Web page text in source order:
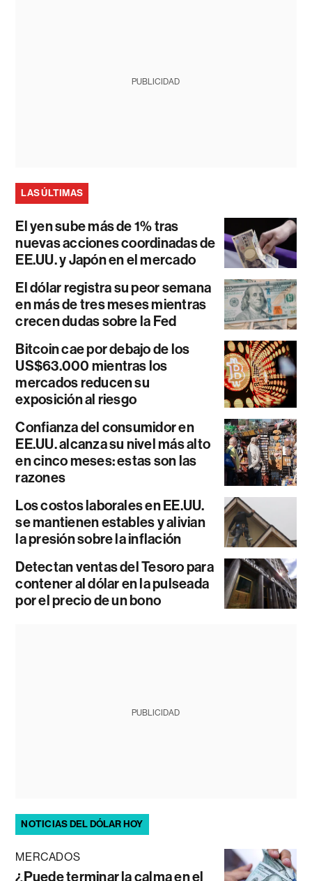
PUBLICIDAD
LAS ÚLTIMAS
El yen sube más de 1% tras
nuevas acciones coordinadas de
EE.UU. y Japón en el mercado
El dólar registra su peor semana
en más de tres meses mientras
crecen dudas sobre la Fed
Bitcoin cae por debajo de los
US$63.000 mientras los
mercados reducen su
exposición al riesgo
Confianza del consumidor en
EE.UU. alcanza su nivel más alto
en cinco meses: estas son las
razones
Los costos laborales en EE.UU.
se mantienen estables y alivian
la presión sobre la inflación
Detectan ventas del Tesoro para
contener al dólar en la pulseada
por el precio de un bono
PUBLICIDAD
NOTICIAS DEL DÓLAR HOY
MERCADOS
¿Puede terminar la calma en el